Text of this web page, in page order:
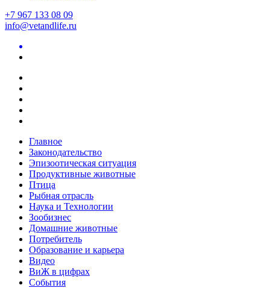
+7 967 133 08 09
info@vetandlife.ru
Главное
Законодательство
Эпизоотическая ситуация
Продуктивные животные
Птица
Рыбная отрасль
Наука и Технологии
Зообизнес
Домашние животные
Потребитель
Образование и карьера
Видео
ВиЖ в цифрах
События